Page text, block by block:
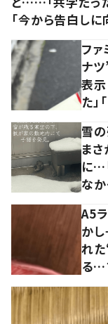
「今から告白しに
フ
ナ
表示
た」
雪
ま
に…
なか
A5
かし
れた
る…